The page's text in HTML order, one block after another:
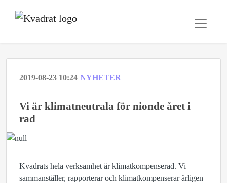
2019-08-23 10:24 NYHETER
​Vi är klimatneutrala för nionde året i
rad
Kvadrats hela verksamhet är klimatkompenserad. Vi
sammanställer, rapporterar och klimatkompenserar årligen